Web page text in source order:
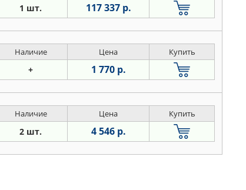
1 шт. 117 337 р.
Наличие Цена Купить
+ 1 770 р.
Наличие Цена Купить
2 шт. 4 546 р.